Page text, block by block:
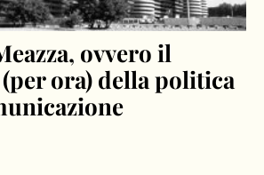
ovvero il
ora) della politica